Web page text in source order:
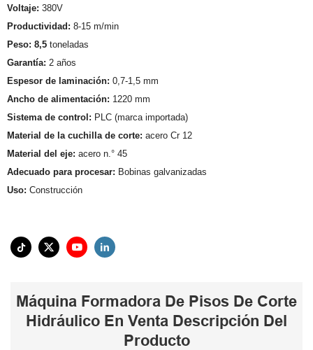
Voltaje: 380V
Productividad: 8-15 m/min
Peso: 8,5 toneladas
Garantía: 2 años
Espesor de laminación: 0,7-1,5 mm
Ancho de alimentación: 1220 mm
Sistema de control: PLC (marca importada)
Material de la cuchilla de corte: acero Cr 12
Material del eje: acero n.° 45
Adecuado para procesar: Bobinas galvanizadas
Uso: Construcción
Máquina Formadora De Pisos De Corte
Hidráulico En Venta Descripción Del
Producto